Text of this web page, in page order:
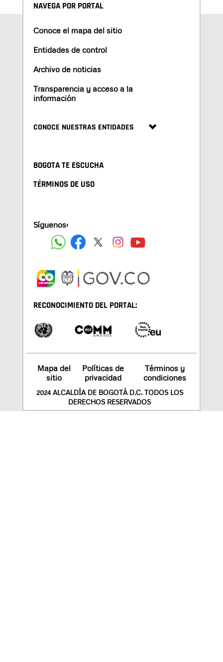
NAVEGA POR PORTAL
Conoce el mapa del sitio
Entidades de control
Archivo de noticias
Transparencia y acceso a la
información
CONOCE NUESTRAS ENTIDADES
BOGOTA TE ESCUCHA
TÉRMINOS DE USO
Síguenos:
RECONOCIMIENTO DEL PORTAL:
Mapa del
sitio
Políticas de
privacidad
Términos y
condiciones
2024 ALCALDÍA DE BOGOTÁ D.C. TODOS LOS
DERECHOS RESERVADOS